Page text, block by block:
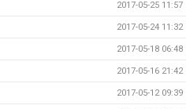
2017-05-25 11:57
2017-05-24 11:32
2017-05-18 06:48
2017-05-16 21:42
2017-05-12 09:39